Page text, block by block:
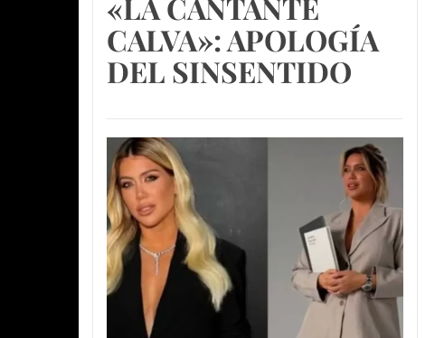
CALVA»: APOLOGÍA
DEL SINSENTIDO